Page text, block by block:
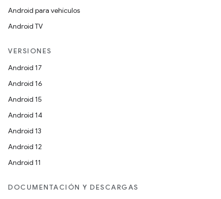
Android para vehículos
Android TV
VERSIONES
Android 17
Android 16
Android 15
Android 14
Android 13
Android 12
Android 11
DOCUMENTACIÓN Y DESCARGAS